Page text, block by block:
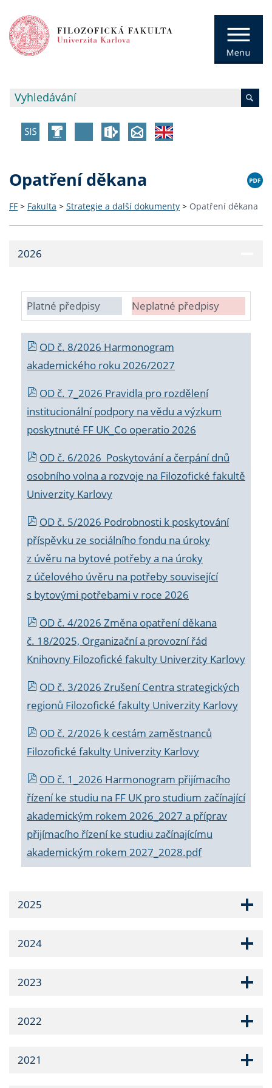
Opatření děkana
FF > Fakulta > Strategie a další dokumenty > Opatření děkana
2026
Platné předpisy Neplatné předpisy
OD č. 8/2026 Harmonogram
akademického roku 2026/2027
OD č. 7_2026 Pravidla pro rozdělení
institucionální podpory na vědu a výzkum
poskytnuté FF UK_Co operatio 2026
OD č. 6/2026 Poskytování a čerpání dnů
osobního volna a rozvoje na Filozofické fakultě
Univerzity Karlovy
OD č. 5/2026 Podrobnosti k poskytování
příspěvku ze sociálního fondu na úroky
z úvěru na bytové potřeby a na úroky
z účelového úvěru na potřeby související
s bytovými potřebami v roce 2026
OD č. 4/2026 Změna opatření děkana
č. 18/2025, Organizační a provozní řád
Knihovny Filozofické fakulty Univerzity Karlovy
OD č. 3/2026 Zrušení Centra strategických
regionů Filozofické fakulty Univerzity Karlovy
OD č. 2/2026 k cestám zaměstnanců
Filozofické fakulty Univerzity Karlovy
OD č. 1_2026 Harmonogram přijímacího
řízení ke studiu na FF UK pro studium začínající
akademickým rokem 2026_2027 a příprav
přijímacího řízení ke studiu začínajícímu
akademickým rokem 2027_2028.pdf
2025
2024
2023
2022
2021